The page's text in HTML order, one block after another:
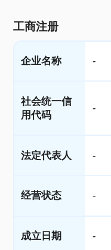
工商注册
企业名称 -
社会统一信
用代码
-
法定代表人 -
经营状态 -
成立日期 -